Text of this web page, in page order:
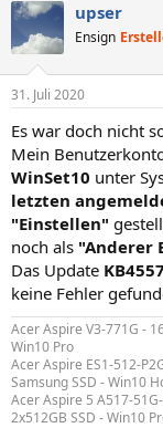
upser
Ensign
31. Juli 2020
Es war doch nicht
Mein
WinSet10 unter
letzten
"Einstellen"
noch als "Anderer
Das Update
keine Fehler
Acer Aspire V3-771G -
Win10 Pro
Acer Aspire ES1-512-
Samsung SSD - Win10
Acer Aspire 5 A517-
2x512GB SSD - Win10